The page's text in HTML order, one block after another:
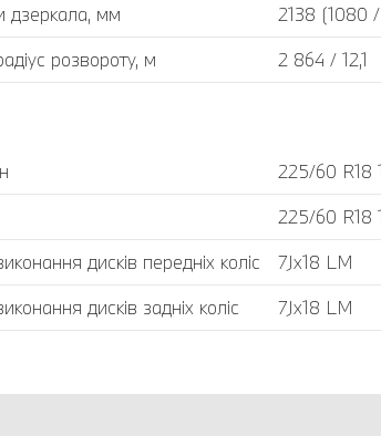
дзеркала, мм
2138 (1080
розвороту, м
2 864 / 12,1
225/60 R18
225/60 R18
дисків передніх коліс
7Jx18 LM
дисків задніх коліс
7Jx18 LM